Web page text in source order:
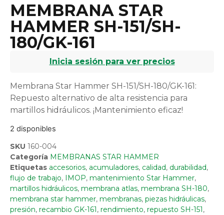
MEMBRANA STAR
HAMMER SH-151/SH-
180/GK-161
Inicia sesión para ver precios
Membrana Star Hammer SH-151/SH-180/GK-161:
Repuesto alternativo de alta resistencia para
martillos hidráulicos. ¡Mantenimiento eficaz!
2 disponibles
SKU 160-004
Categoría MEMBRANAS STAR HAMMER
Etiquetas accesorios, acumuladores, calidad, durabilidad,
flujo de trabajo, IMOP, mantenimiento Star Hammer,
martillos hidráulicos, membrana atlas, membrana SH-180,
membrana star hammer, membranas, piezas hidráulicas,
presión, recambio GK-161 , rendimiento, repuesto SH-151 ,